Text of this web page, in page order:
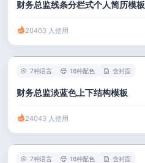
财务总监线条分栏式个人简历模板
20403 人使用
7种语言 16种配色 含封面
财务总监淡蓝色上下结构模板
24043 人使用
7种语言 16种配色 含封面